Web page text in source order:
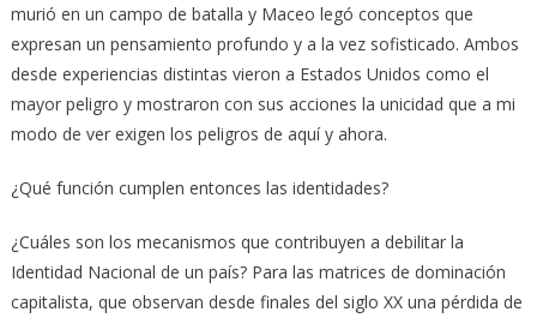
murió en un campo de batalla y Maceo legó conceptos que
expresan un pensamiento profundo y a la vez sofisticado. Ambos
desde experiencias distintas vieron a Estados Unidos como el
mayor peligro y mostraron con sus acciones la unicidad que a mi
modo de ver exigen los peligros de aquí y ahora.
¿Qué función cumplen entonces las identidades?
¿Cuáles son los mecanismos que contribuyen a debilitar la
Identidad Nacional de un país? Para las matrices de dominación
capitalista, que observan desde finales del siglo XX una pérdida de